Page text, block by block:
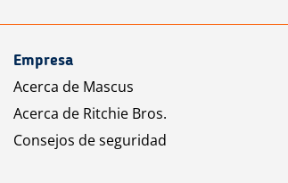
Empresa
Acerca de Mascus
Acerca de Ritchie Bros.
Consejos de seguridad